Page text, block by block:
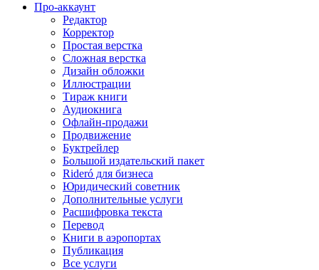
Про-аккаунт
Редактор
Корректор
Простая верстка
Сложная верстка
Дизайн обложки
Иллюстрации
Тираж книги
Аудиокнига
Офлайн-продажи
Продвижение
Буктрейлер
Большой издательский пакет
Rideró для бизнеса
Юридический советник
Дополнительные услуги
Расшифровка текста
Перевод
Книги в аэропортах
Публикация
Все услуги